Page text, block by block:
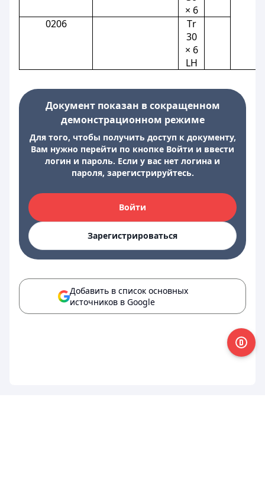
× 6
0206
Тr
30
× 6
LH
Документ показан в сокращенном
демонстрационном режиме
Для того, чтобы получить доступ к документу,
Вам нужно перейти по кнопке Войти и ввести
логин и пароль. Если у вас нет логина и
пароля, зарегистрируйтесь.
Войти
Зарегистрироваться
Добавить в список основных
источников в Google